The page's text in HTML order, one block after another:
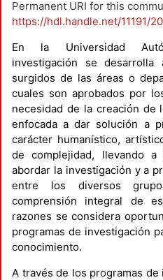
Permanent URI for this
https://hdl.handle.net/11191/
En la Universidad
investigación se
surgidos de las áreas o
cuales son aprobados por
necesidad de la creación de
enfocada a dar solución a
carácter humanístico,
de complejidad, llevando
abordar la investigación y a
entre los diversos
comprensión integral de
razones se considera
programas de investigación
conocimiento.
A través de los programas